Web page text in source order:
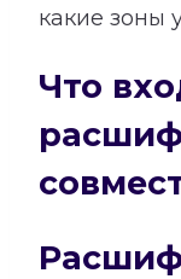
какие зоны
Что